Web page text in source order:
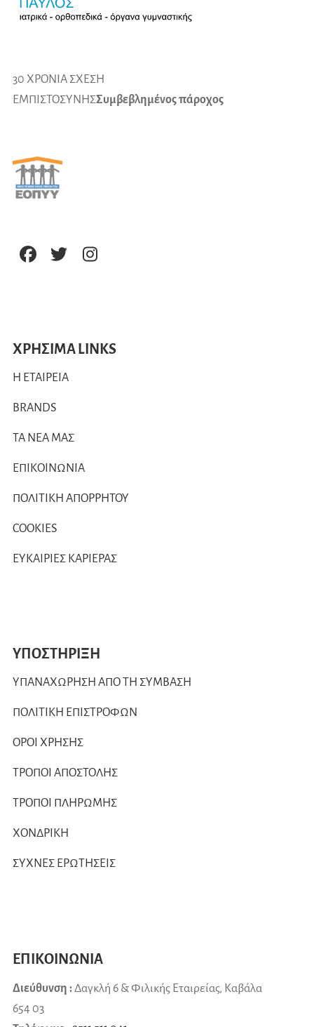
30 ΧΡΟΝΙΑ ΣΧΕΣΗ
ΕΜΠΙΣΤΟΣΥΝΗΣΣυμβεβλημένος πάροχος
ΧΡΗΣΙΜΑ LINKS
Η ΕΤΑΙΡΕΙΑ
BRANDS
ΤΑ ΝΕΑ ΜΑΣ
ΕΠΙΚΟΙΝΩΝΙΑ
ΠΟΛΙΤΙΚΗ ΑΠΟΡΡΗΤΟΥ
COOKIES
ΕΥΚΑΙΡΙΕΣ ΚΑΡΙΕΡΑΣ
ΥΠΟΣΤΗΡΙΞΗ
ΥΠΑΝΑΧΩΡΗΣΗ ΑΠΟ ΤΗ ΣΥΜΒΑΣΗ
ΠΟΛΙΤΙΚΗ ΕΠΙΣΤΡΟΦΩΝ
ΟΡΟΙ ΧΡΗΣΗΣ
ΤΡΟΠΟΙ ΑΠΟΣΤΟΛΗΣ
ΤΡΟΠΟΙ ΠΛΗΡΩΜΗΣ
ΧΟΝΔΡΙΚΗ
ΣΥΧΝΕΣ ΕΡΩΤΗΣΕΙΣ
ΕΠΙΚΟΙΝΩΝΙΑ
Διεύθυνση :Δαγκλή 6 & Φιλικής Εταιρείας, Καβάλα
654 03